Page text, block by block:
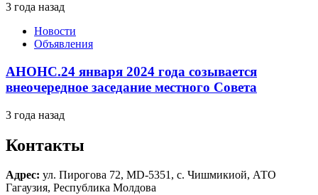
3 года назад
Новости
Объявления
АНОНС.24 января 2024 года созывается
внеочередное заседание местного Совета
3 года назад
Контакты
Адрес: ул. Пирогова 72, MD-5351, с. Чишмикиой, АТО
Гагаузия, Республика Молдова